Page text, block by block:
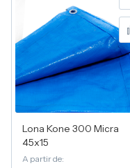
Lona Kone 300 Micra
45x15
A partir de